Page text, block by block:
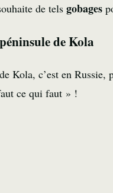
de tels gobages
de Kola
Kola, c’est en Russie,
ce qui faut » !